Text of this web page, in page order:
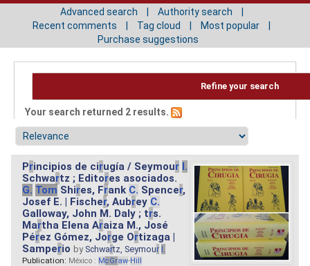
Advanced search
Authority search
Recent comments
Tag cloud
Most popular
Purchase suggestions
Refine your search
Your search returned 2 results.
Principios de cirugía / Seymour I.
Schwartz ; Editores asociados.
G. Tom Shires, Frank C. Spencer,
Josef E. | Fischer, Aubrey C.
Galloway, John M. Daly ; trs.
Martha Elena Araiza M., José
Pérez Gómez, Jorge Ortizaga |
Samperio by Schwartz, Seymour I.
Publication: México : McGraw-Hill